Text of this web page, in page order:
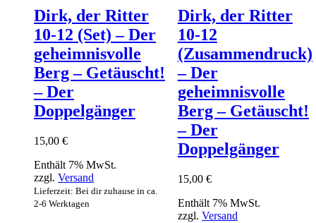
Dirk, der Ritter
10-12 (Set) – Der
geheimnisvolle
Berg – Getäuscht!
– Der
Doppelgänger
15,00 €
Enthält 7% MwSt.
zzgl. Versand
Lieferzeit: Bei dir zuhause in ca.
2-6 Werktagen
Dirk, der Ritter
10-12
(Zusammendruck)
– Der
geheimnisvolle
Berg – Getäuscht!
– Der
Doppelgänger
15,00 €
Enthält 7% MwSt.
zzgl. Versand